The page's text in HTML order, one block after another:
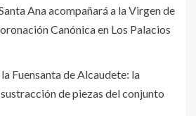
Ana acompañará a la Virgen de
Canónica en Los Palacios
Fuensanta de Alcaudete: la
de piezas del conjunto